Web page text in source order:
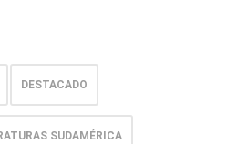
DESTACADO
SUDAMÉRICA